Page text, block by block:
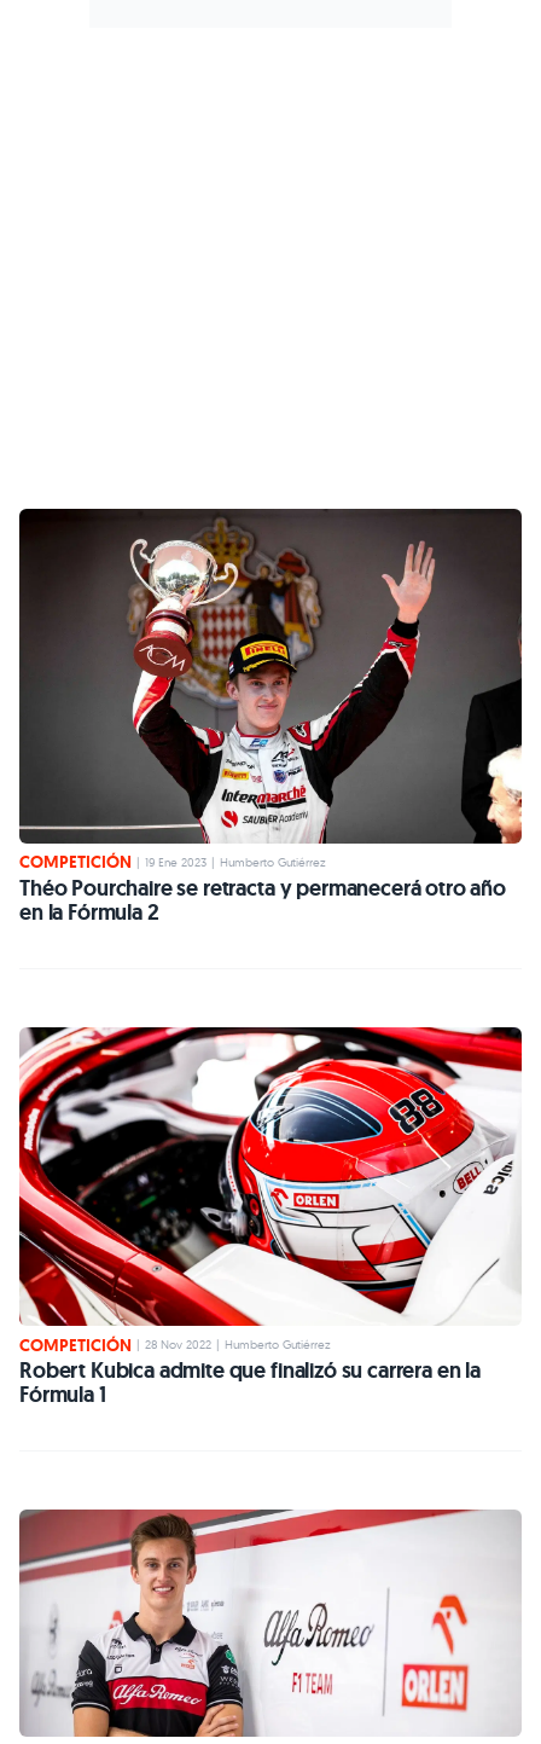
COMPETICIÓN | 19 Ene 2023 | Humberto Gutiérrez
Théo Pourchaire se retracta y permanecerá otro año
en la Fórmula 2
COMPETICIÓN 28 Nov 2022 Humberto Gutiérrez
Robert Kubica admite que finalizó su carrera en la
Fórmula 1